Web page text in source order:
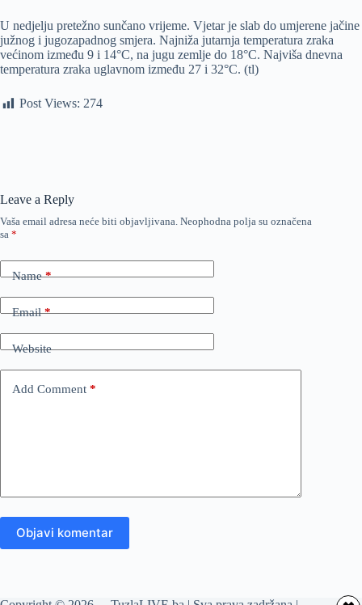
U nedjelju pretežno sunčano vrijeme. Vjetar je slab do umjerene jačine
južnog i jugozapadnog smjera. Najniža jutarnja temperatura zraka
većinom između 9 i 14°C, na jugu zemlje do 18°C. Najviša dnevna
temperatura zraka uglavnom između 27 i 32°C. (tl)
Post Views: 274
Leave a Reply
Vaša email adresa neće biti objavljivana. Neophodna polja su označena
sa *
Name*
Email*
Website
Add Comment *
Objavi komentar